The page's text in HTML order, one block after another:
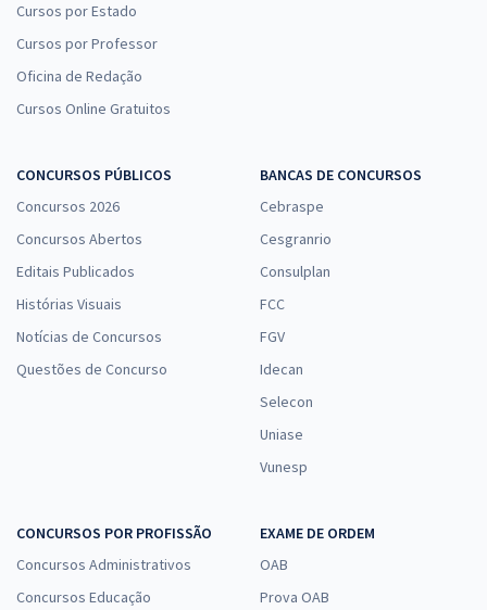
TRT 2ª Região (SP) - Tribunal Regional do Trabalho - Conhecimentos
Específicos para o Cargo de Técnico Judiciário - Área Administrativa
- Agente de Polícia Judicial (Pré-edital)
à vista
R$15,99
Economize R$ 47,96 (-20%)
Comprar
TRT 2ª Região (SP) - Tribunal Regional do Trabalho - Analista
Judiciário - Área Apoio Especializado - Especialidade Engenharia
R$ 399,92
à vista
Economize R$ 99,98 (-20%)
Cursos por Estado
Cursos por Professor
Oficina de Redação
Cursos Online Gratuitos
CONCURSOS PÚBLICOS
Concursos 2026
Concursos Abertos
Editais Publicados
Histórias Visuais
Notícias de Concursos
Questões de Concurso
BANCAS DE CONCURSOS
Cebraspe
Cesgranrio
Consulplan
FCC
FGV
Idecan
Selecon
Uniase
Vunesp
CONCURSOS POR PROFISSÃO
Concursos Administrativos
Concursos Educação
EXAME DE ORDEM
OAB
Prova OAB